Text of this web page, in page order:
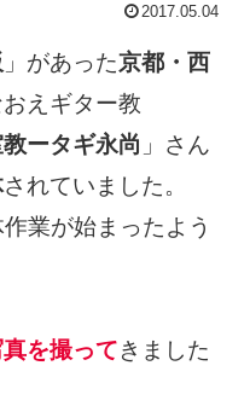
2017.05.04
」があった京都・西
おえギター教
ータギ永尚 」さん
されていました。
業が始まったよう
を撮ってきました